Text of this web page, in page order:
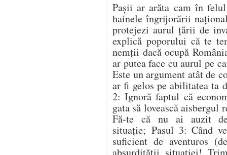
Paşii ar arăta cam în
hainele îngrijorării
protejezi aurul țării de
explică poporului că te
nemții dacă ocupă
ar putea face cu aurul pe
Este un argument atât de
ar fi gelos pe abilitatea ta
2: Ignoră faptul că
gata să lovească
Fă-te că nu ai auzit
situație; Pasul 3: Când
suficient de aventuros
absurdității situației!